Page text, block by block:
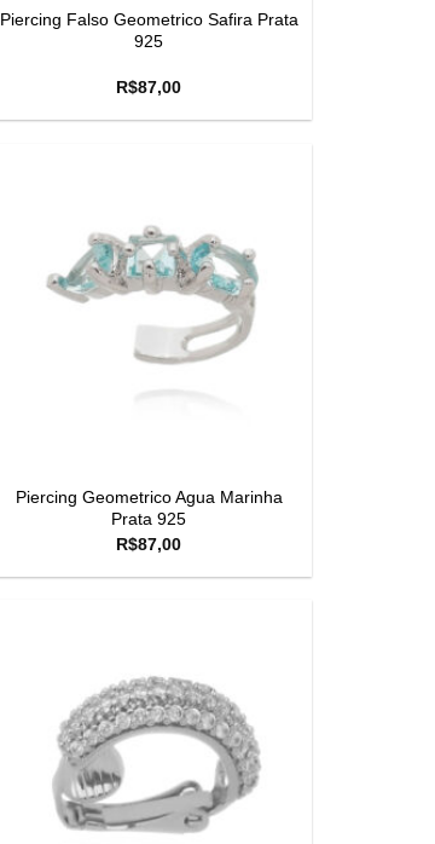
Piercing Falso Geometrico Safira Prata
925
R$87,00
Piercing Geometrico Agua Marinha
Prata 925
R$87,00